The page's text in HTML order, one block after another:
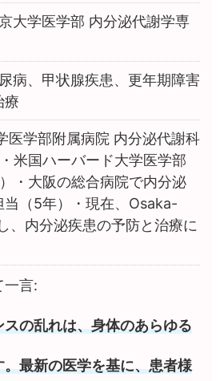
大学医学部 内分泌代謝学専
病、甲状腺疾患、更年期障害
療
医学部附属病院 内分泌代謝科
米国ハーバード大学医学部
・大阪の総合病院で内分泌
当（5年）・現在、Osaka-
、内分泌疾患の予防と治療に
一言:
の乱れは、身体のあらゆる
最新の医学を基に、患者様